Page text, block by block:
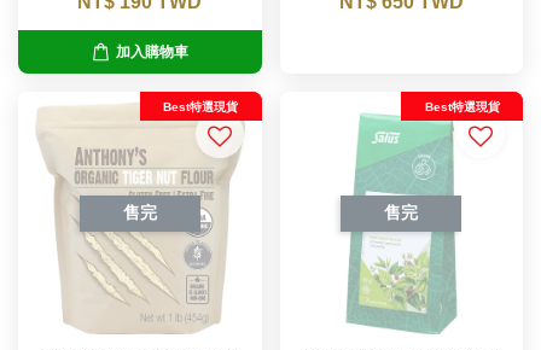
加入購物車
售完
Best特選現貨
售完
Best特選現貨